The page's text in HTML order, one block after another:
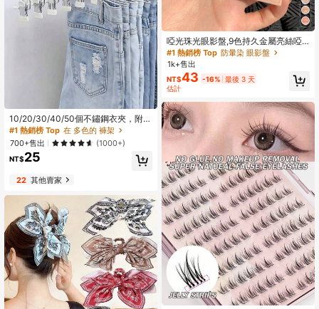
10/20/30/40/50個不鏽鋼衣夾，附鉤
子不鏽鋼褲子掛鉤夾，防鏽省空間掛
鉤夾，適用於牛仔褲、長褲、裙子、
靴子，衣櫥收納、宿舍洗衣與旅行晾
曬收納，大學宿舍必需品
#1 熱銷榜 Top 在 多色的 褲架
700+售出
(1000+)
NT$25
22其他賣家
啞光珠光眼影盤,9色持久金屬亮絲啞
光眼影盤彩妝眼影盤
#1 熱銷榜 Top 防暈染 眼影盤
1k+售出
NT$43 -16% 最後 3 天
估計